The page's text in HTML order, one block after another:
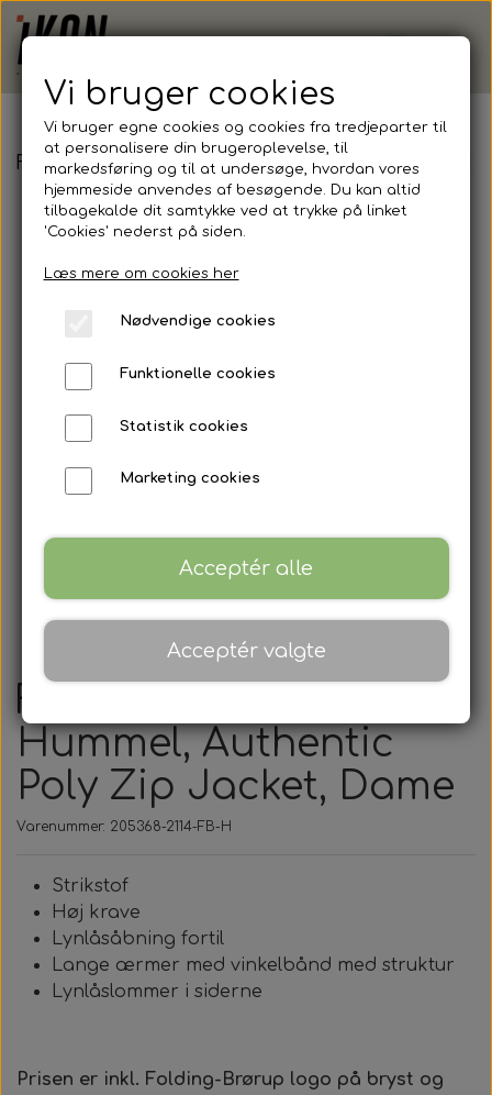
FB - Håndbold - Hummel, Authentic Poly Zip
FB - Håndbold -
Hummel, Authentic
Poly Zip Jacket, Dame
Varenummer: 205368-2114-FB-H
Strikstof
Høj krave
Lynlåsåbning fortil
Lange ærmer med vinkelbånd med struktur
Lynlåslommer i siderne
Prisen er inkl. Folding-Brørup logo på bryst og
Vi bruger cookies
Vi bruger egne cookies og cookies fra tredjeparter til
at personalisere din brugeroplevelse, til
markedsføring og til at undersøge, hvordan vores
hjemmeside anvendes af besøgende. Du kan altid
tilbagekalde dit samtykke ved at trykke på linket
'Cookies' nederst på siden.
Læs mere om cookies her
Nødvendige cookies
Funktionelle cookies
Statistik cookies
Marketing cookies
Acceptér alle
Acceptér valgte